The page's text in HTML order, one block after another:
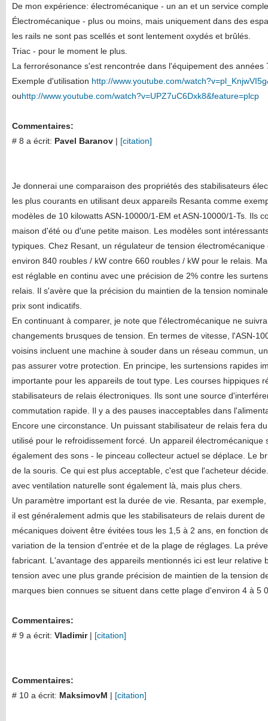
De mon expérience: électromécanique - un an et un service
Électromécanique - plus ou moins, mais uniquement dans des
les rails ne sont pas scellés et sont lentement oxydés et brûlés.
Triac - pour le moment le plus.
La ferrorésonance s'est rencontrée dans l'équipement des années
Exemple d'utilisation http://www.youtube.com/
ouhttp://www.youtube.com/watch?v=UPZ7uC6Dxk8&feature=plcp
Commentaires:
# 8 a écrit: Pavel Baranov | [citation]
Je donnerai une comparaison des propriétés des stabilisateurs
les plus courants en utilisant deux appareils Resanta comme
modèles de 10 kilowatts ASN-10000/1-EM et ASN-10000/1-Ts. Ils
maison d'été ou d'une petite maison. Les modèles sont
typiques. Chez Resant, un régulateur de tension
environ 840 roubles / kW contre 660 roubles / kW pour le relais.
est réglable en continu avec une précision de 2% contre les
relais. Il s'avère que la précision du maintien de la tension
prix sont indicatifs.
En continuant à comparer, je note que l'électromécanique ne
changements brusques de tension. En termes de vitesse, l'ASN-
voisins incluent une machine à souder dans un réseau commun,
pas assurer votre protection. En principe, les surtensions rapides
importante pour les appareils de tout type. Les courses hippiques
stabilisateurs de relais électroniques. Ils sont une source
commutation rapide. Il y a des pauses inacceptables dans
Encore une circonstance. Un puissant stabilisateur de relais fera
utilisé pour le refroidissement forcé. Un appareil électromécanique
également des sons - le pinceau collecteur actuel se déplace. Le
de la souris. Ce qui est plus acceptable, c'est que l'acheteur
avec ventilation naturelle sont également là, mais plus chers.
Un paramètre important est la durée de vie. Resanta, par
il est généralement admis que les stabilisateurs de relais durent
mécaniques doivent être évitées tous les 1,5 à 2 ans, en fonction
variation de la tension d'entrée et de la plage de réglages. La
fabricant. L'avantage des appareils mentionnés ici est leur relative
tension avec une plus grande précision de maintien de la tension
marques bien connues se situent dans cette plage d'environ 4 à 5
Commentaires:
# 9 a écrit: Vladimir| [citation]
Commentaires:
# 10 a écrit: MaksimovM | [citation]